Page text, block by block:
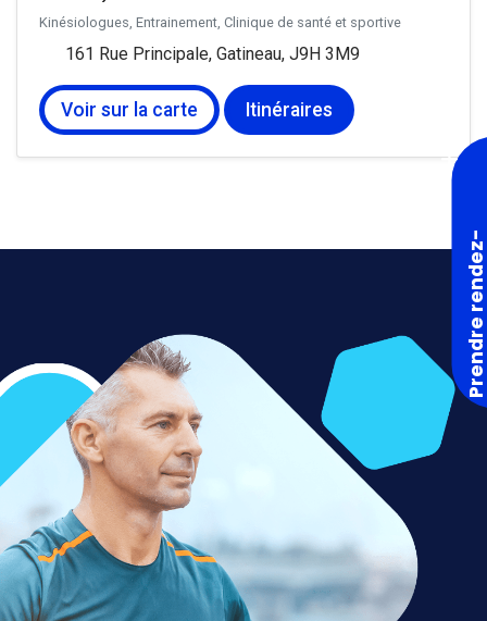
Kinésiologues, Entrainement, Clinique de santé et sportive
161 Rue Principale, Gatineau, J9H 3M9
Voir sur la carte Itinéraires